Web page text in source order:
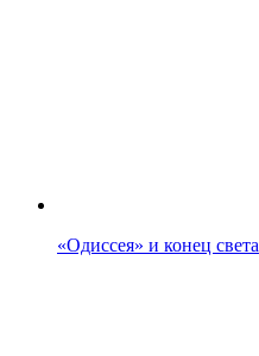
«Одиссея» и конец света